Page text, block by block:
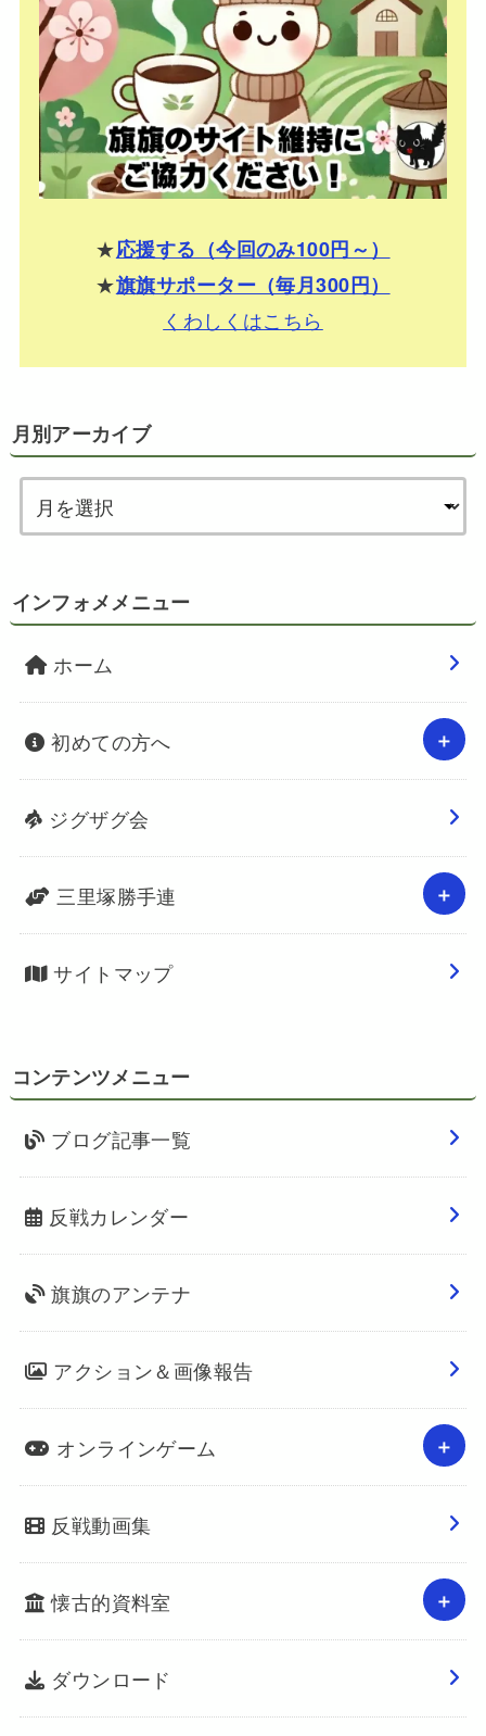
★応援する（今回のみ100円～）
★旗旗サポーター（毎月300円）
くわしくはこちら
月別アーカイブ
インフォメメニュー
ホーム
初めての方へ
ジグザグ会
三里塚勝手連
サイトマップ
コンテンツメニュー
ブログ記事一覧
反戦カレンダー
旗旗のアンテナ
アクション＆画像報告
オンラインゲーム
反戦動画集
懐古的資料室
ダウンロード